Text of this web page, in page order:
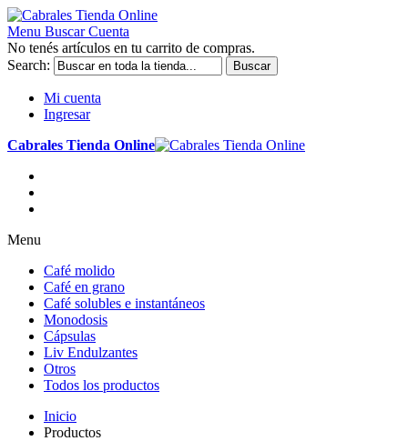
Menu Buscar Cuenta
No tenés artículos en tu carrito de compras.
Search:
Buscar
Mi cuenta
Ingresar
Cabrales Tienda Online
Menu
Café molido
Café en grano
Café solubles e instantáneos
Monodosis
Cápsulas
Liv Endulzantes
Otros
Todos los productos
Inicio
Productos